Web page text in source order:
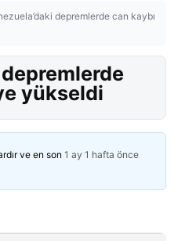
depremlerde can kaybı
yükseldi
ve en son 1 ay 1 hafta önce